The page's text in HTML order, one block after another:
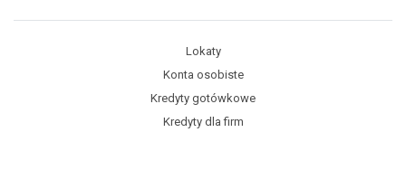
Lokaty
Konta osobiste
Kredyty gotówkowe
Kredyty dla firm